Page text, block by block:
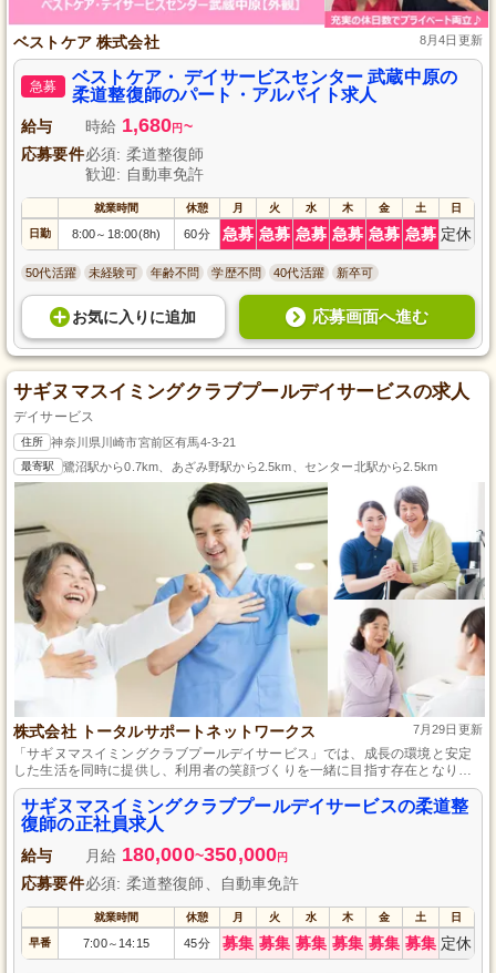
ベストケア 株式会社 8月4日更新
急募
ベストケア・ デイサービスセンター 武蔵中原の
柔道整復師のパート・アルバイト求人
給与 時給 1,680円 ~
応募要件必須: 柔道整復師
歓迎: 自動車免許
就業時間 休憩 月 火 水 木 金 土 日
日勤 8:00～ 18:00(8h) 60分 急募 急募 急募 急募 急募 急募 定休
50代活躍 未経験可 年齢不問 学歴不問 40代活躍 新卒可
お気に入り に追加 応募画面へ進む
サギヌマスイミングクラブプールデイサービスの求人
デイサービス
住所 神奈川県川崎市宮前区有馬4-3-21
最寄駅 鷺沼駅から0.7km、あざみ野駅から2.5km、センター北駅から2.5km
株式会社 トータルサポートネットワークス 7月29日更新
「サギヌマスイミングクラブプールデイサービス」では、成長の環境と安定
した生活を同時に提供し、利用者の笑顔づくりを一緒に目指す存在となりま
す。
サギヌマスイミングクラブプールデイサービスの柔道整
復師の正社員求人
給与 月給 180,000~350,000円
応募要件必須: 柔道整復師、自動車免許
就業時間 休憩 月 火 水 木 金 土 日
早番 7:00～ 14:15 45分 募集 募集 募集 募集 募集 募集 定休